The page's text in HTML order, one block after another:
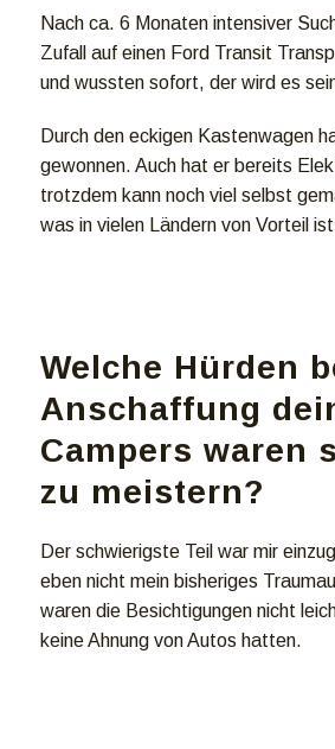
Nach ca. 6 Monaten intensiver
Zufall auf einen Ford Transit
und wussten sofort, der wird es
Durch den eckigen Kastenwagen
gewonnen. Auch hat er bereits
trotzdem kann noch viel selbst
was in vielen Ländern von Vorteil
Welche Hürden
Anschaffung
Campers waren
zu meistern?
Der schwierigste Teil war mir
eben nicht mein bisheriges
waren die Besichtigungen nicht
keine Ahnung von Autos hatten.